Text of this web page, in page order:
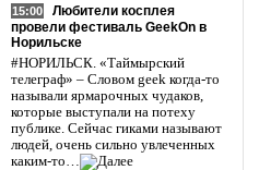
15:00
Любители косплея
провели фестиваль GeekOn в
Норильске
#НОРИЛЬСК. «Таймырский
телеграф» – Словом geek когда-то
называли ярмарочных чудаков,
которые выступали на потеху
публике. Сейчас гиками называют
людей, очень сильно увлеченных
каким-то…